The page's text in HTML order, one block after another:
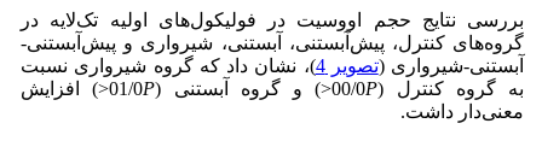
بررسی نتایج حجم اووسیت در فولیکول‌های اولیه تک‌لایه در
گروه‌های کنترل، پیش‌آبستنی، آبستنی، شیرواری و پیش‌آبستنی-
آبستنی-شیرواری (تصویر 4 )، نشان داد که گروه شیرواری نسبت
به گروه کنترل (00/0P <) و گروه آبستنی (01/0P
<) افزایش
معنی‌دار داشت.